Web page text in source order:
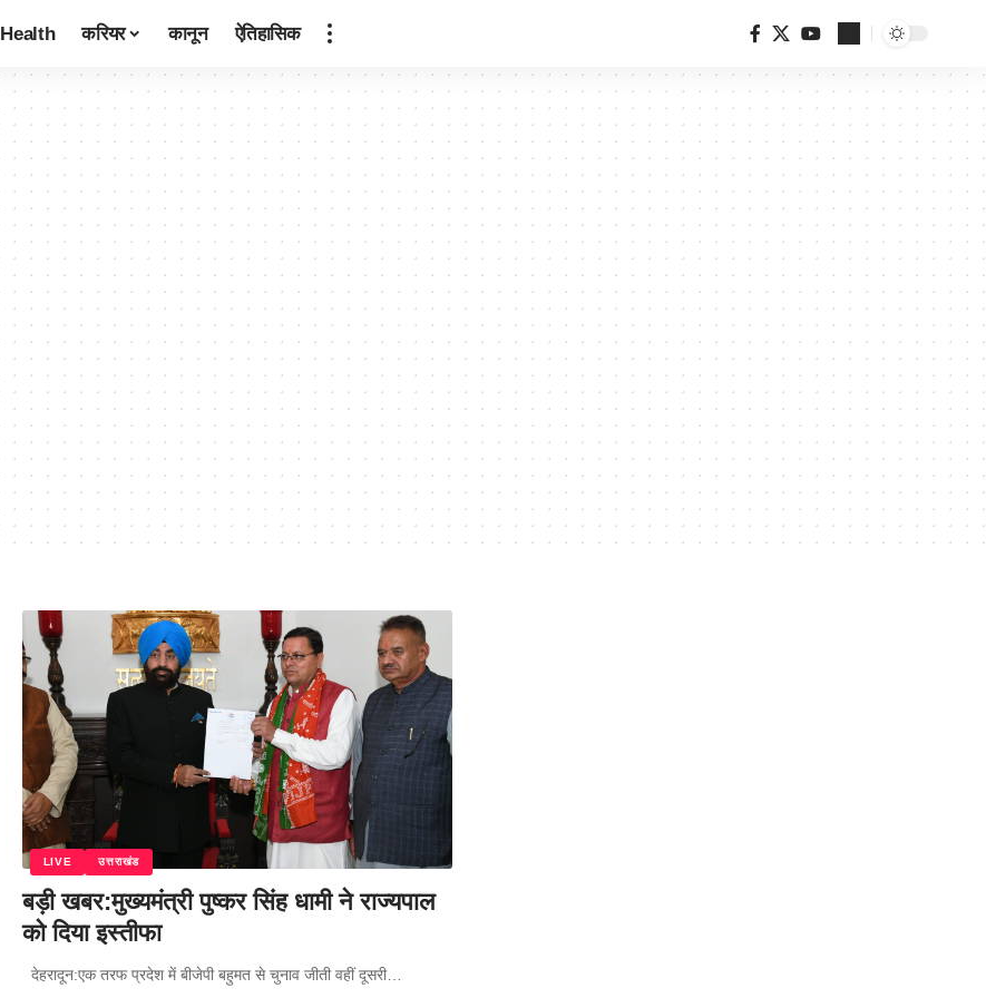
Health करियर कानून ऐतिहासिक
LIVE उत्तराखंड
बड़ी खबर:मुख्यमंत्री पुष्कर सिंह धामी ने राज्यपाल
को दिया इस्तीफा
देहरादून:एक तरफ प्रदेश में बीजेपी बहुमत से चुनाव जीती वहीं दूसरी…